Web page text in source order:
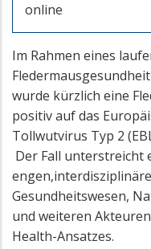
online
Im Rahmen eines
wurde kürzlich eine
positiv auf das
Tollwutvirus Typ 2
Der Fall unterstreicht
Gesundheitswesen,
und weiteren
Health-Ansatzes.